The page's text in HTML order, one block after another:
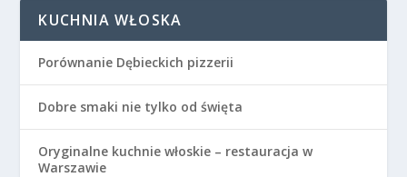
KUCHNIA WŁOSKA
Porównanie Dębieckich pizzerii
Dobre smaki nie tylko od święta
Oryginalne kuchnie włoskie – restauracja w
Warszawie